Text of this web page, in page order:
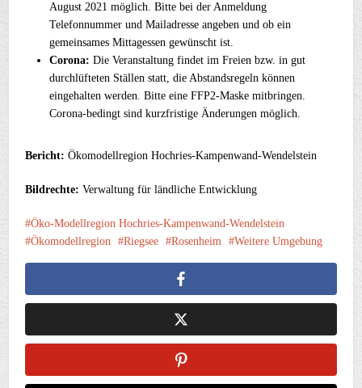
August 2021 möglich. Bitte bei der Anmeldung
Telefonnummer und Mailadresse angeben und ob ein
gemeinsames Mittagessen gewünscht ist.
Corona:Die Veranstaltung findet im Freien bzw. in gut
durchlüfteten Ställen statt, die Abstandsregeln können
eingehalten werden. Bitte eine FFP2-Maske mitbringen.
Corona-bedingt sind kurzfristige Änderungen möglich.
Bericht: Ökomodellregion Hochries-Kampenwand-Wendelstein
Bildrechte: Verwaltung für ländliche Entwicklung
Öko-Modellregion Hochries-Kampenwand-Wendelstein
Ökomodellregion
Riegsee Rosenheim Weitere Umgebung